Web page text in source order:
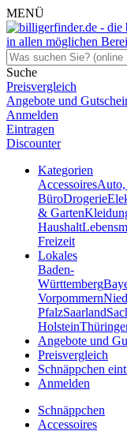
MENÜ
Suche
Preisvergleich
Angebote und
Anmelden
Eintragen
Discounter
Kategorien
Accessoires
BüroDrogerie
& Garten
Haushalt
Freizeit
Lokales
Baden-
Württemberg
Vorpommern
PfalzSaarland
Holstein
Angebote und
Preisvergleich
Schnäppchen
Anmelden
Schnäppchen
Accessoires